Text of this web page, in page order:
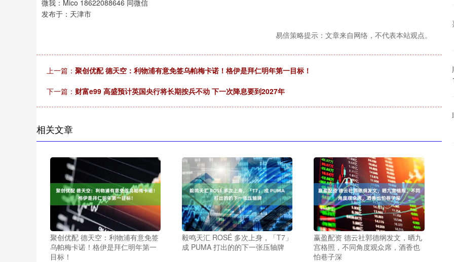
微我：Mico 18622088646 同微信
发布于：天津市
易倍策略提示：文章来自网络，不代表本站观点。
上一篇： 聚创优配 德天空：利物浦有意免签乌帕梅卡诺！格伊是拜仁明年第一目标！
下一篇： 财富e99 高盛预计英国央行将长期按兵不动 下一次降息要到2027年
相关文章
聚创优配 德天空：利物浦有意免签
乌帕梅卡诺！格伊是拜仁明年第一
目标！
毅鸣天汇 ROSÉ 多次上身，「T7」
成 PUMA 打出的的下一张压轴牌
赢盈配资 德云社郭德纲发文，晒九
宫格照，不同角度观众席，酒香也
怕巷子深